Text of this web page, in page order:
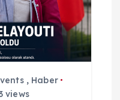
, Haber
views